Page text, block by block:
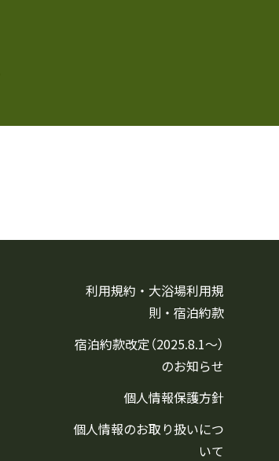
利用規約・大浴場利用規
則・宿泊約款
宿泊約款改定（2025.8.1〜）
のお知らせ
個人情報保護方針
個人情報のお取り扱いにつ
いて